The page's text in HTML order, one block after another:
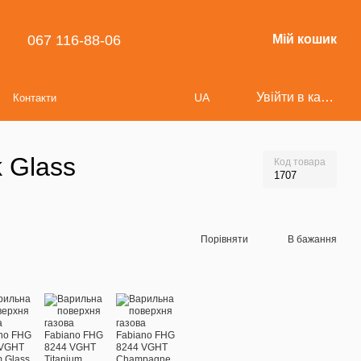
067 116-88-06 Мій кошик
Контакти UA Увійти в кабінет
Glass Код товара
1707
Порівняти В бажання